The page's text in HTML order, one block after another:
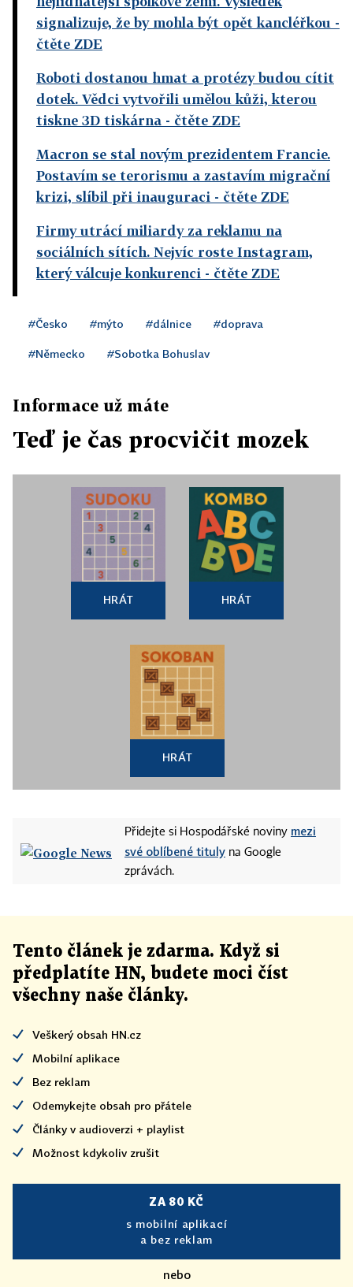
signalizuje, že by mohla být opět kancléřkou -
čtěte ZDE
Roboti dostanou hmat a protézy budou cítit
dotek. Vědci vytvořili umělou kůži, kterou
tiskne 3D tiskárna - čtěte ZDE
Macron se stal novým prezidentem Francie.
Postavím se terorismu a zastavím migrační
krizi, slíbil při inauguraci - čtěte ZDE
Firmy utrácí miliardy za reklamu na
sociálních sítích. Nejvíc roste Instagram,
který válcuje konkurenci - čtěte ZDE
#Česko #mýto #dálnice #doprava
#Německo #Sobotka Bohuslav
Informace už máte
Teď je čas procvičit mozek
HRÁT HRÁT
HRÁT
Přidejte si Hospodářské noviny mezi
své oblíbené tituly na Google
zprávách.
Tento článek je zdarma. Když si
předplatíte HN, budete moci číst
všechny naše články.
Veškerý obsah HN.cz
Mobilní aplikace
Bez reklam
Odemykejte obsah pro přátele
Články v audioverzi + playlist
Možnost kdykoliv zrušit
ZA 80 KČ
s mobilní aplikací
a bez reklam
nebo